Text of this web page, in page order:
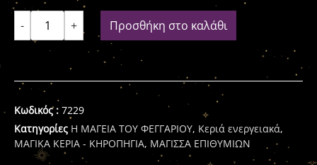
- + Προσθήκη στο καλάθι
Κωδικός : 7229
Κατηγορίες Η ΜΑΓΕΙΑ ΤΟΥ ΦΕΓΓΑΡΙΟΥ, Κεριά ενεργειακά,
ΜΑΓΙΚΑ ΚΕΡΙΑ - ΚΗΡΟΠΗΓΙΑ, ΜΑΓΙΣΣΑ ΕΠΙΘΥΜΙΩΝ